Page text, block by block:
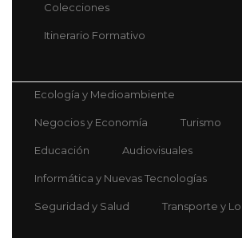
Colecciones
Itinerario Formativo
Ecología y Medioambiente
Negocios y Economía Turismo
Educación Audiovisuales
Informática y Nuevas Tecnologías
Seguridad y Salud Transporte y